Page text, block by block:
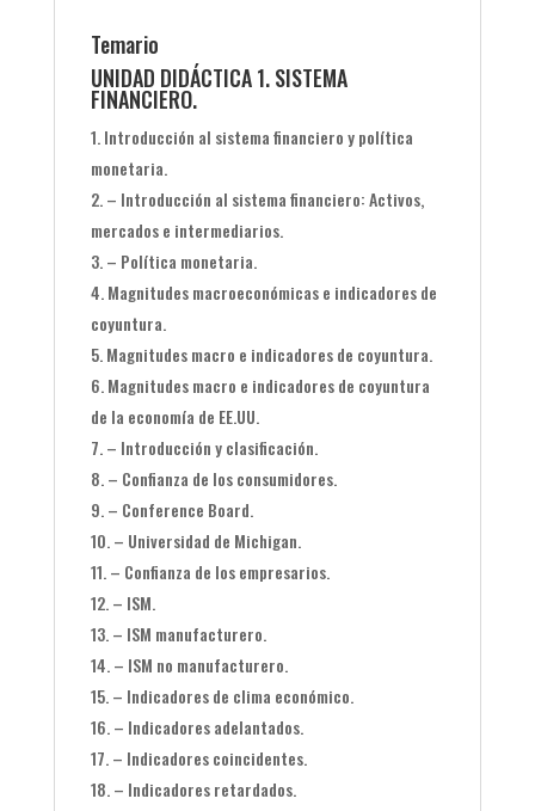
Temario
UNIDAD DIDÁCTICA 1. SISTEMA
FINANCIERO.
Introducción al sistema financiero y política
monetaria.
– Introducción al sistema financiero: Activos,
mercados e intermediarios.
– Política monetaria.
Magnitudes macroeconómicas e indicadores de
coyuntura.
Magnitudes macro e indicadores de coyuntura.
Magnitudes macro e indicadores de coyuntura
de la economía de EE.UU.
– Introducción y clasificación.
– Confianza de los consumidores.
– Conference Board.
– Universidad de Michigan.
– Confianza de los empresarios.
– ISM.
– ISM manufacturero.
– ISM no manufacturero.
– Indicadores de clima económico.
– Indicadores adelantados.
– Indicadores coincidentes.
– Indicadores retardados.